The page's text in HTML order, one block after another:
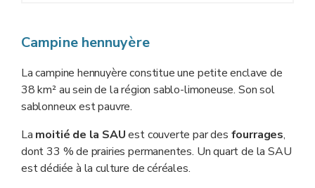
Campine hennuyère
La campine hennuyère constitue une petite enclave de
38 km² au sein de la région sablo-limoneuse. Son sol
sablonneux est pauvre.
La moitié de la SAUest couverte par des fourrages,
dont 33 % de prairies permanentes. Un quart de la SAU
est dédiée à la culture de céréales.